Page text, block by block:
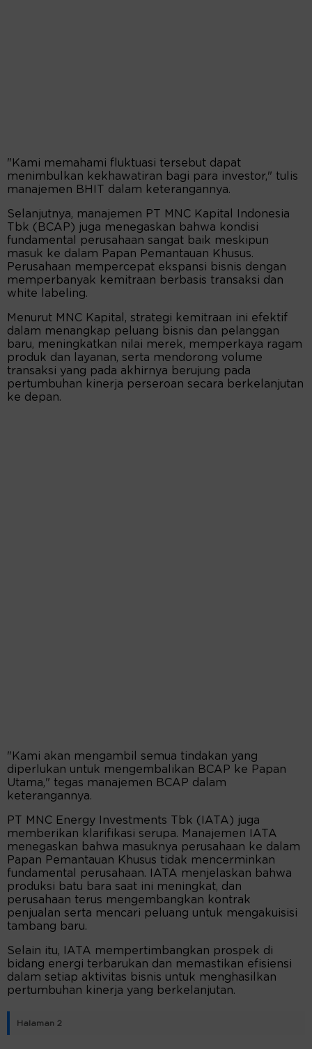
"Kami memahami fluktuasi tersebut dapat
menimbulkan kekhawatiran bagi para investor," tulis
manajemen BHIT dalam keterangannya.
Selanjutnya, manajemen PT MNC Kapital Indonesia
Tbk (BCAP) juga menegaskan bahwa kondisi
fundamental perusahaan sangat baik meskipun
masuk ke dalam Papan Pemantauan Khusus.
Perusahaan mempercepat ekspansi bisnis dengan
memperbanyak kemitraan berbasis transaksi dan
white labeling.
Menurut MNC Kapital, strategi kemitraan ini efektif
dalam menangkap peluang bisnis dan pelanggan
baru, meningkatkan nilai merek, memperkaya ragam
produk dan layanan, serta mendorong volume
transaksi yang pada akhirnya berujung pada
pertumbuhan kinerja perseroan secara berkelanjutan
ke depan.
"Kami akan mengambil semua tindakan yang
diperlukan untuk mengembalikan BCAP ke Papan
Utama," tegas manajemen BCAP dalam
keterangannya.
PT MNC Energy Investments Tbk (IATA) juga
memberikan klarifikasi serupa. Manajemen IATA
menegaskan bahwa masuknya perusahaan ke dalam
Papan Pemantauan Khusus tidak mencerminkan
fundamental perusahaan. IATA menjelaskan bahwa
produksi batu bara saat ini meningkat, dan
perusahaan terus mengembangkan kontrak
penjualan serta mencari peluang untuk mengakuisisi
tambang baru.
Selain itu, IATA mempertimbangkan prospek di
bidang energi terbarukan dan memastikan efisiensi
dalam setiap aktivitas bisnis untuk menghasilkan
pertumbuhan kinerja yang berkelanjutan.
Halaman 2